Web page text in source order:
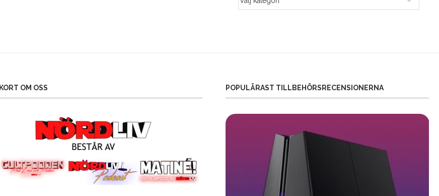
KORT OM OSS POPULÄRAST TILLBEHÖRSRECENSIONERNA